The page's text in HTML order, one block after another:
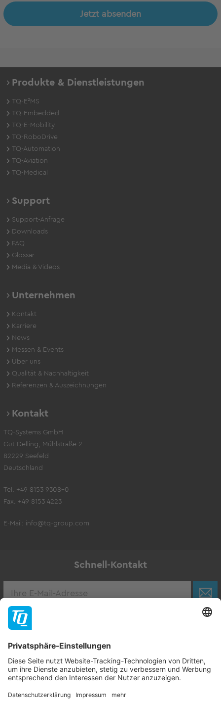
Jetzt absenden
Produkte & Dienstleistungen
TQ-E²MS
TQ-Embedded
TQ-E-Mobility
TQ-RoboDrive
TQ-Automation
TQ-Aviation
TQ-Medical
Support
Support-Anfrage
Downloads
FAQ
Glossar
Media & Videos
Unternehmen
Kontakt
Karriere
News
Messen & Events
Über uns
Qualität & Nachhaltigkeit
Referenzen & Auszeichnungen
Kontakt
TQ-Systems GmbH
Gut Delling, Mühlstraße 2
82229 Seefeld
Deutschland
Tel. +49 8153 9308-0
Fax. +49 8153 4223
E-Mail: info@tq-group.com
Schnell-Kontakt
Zur Stellenbörse